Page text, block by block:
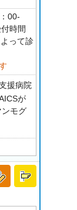
00-
時間
って診
援病院
が
モグ